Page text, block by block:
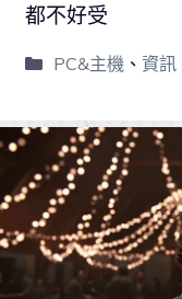
都不好受
PC&主機 、 資訊